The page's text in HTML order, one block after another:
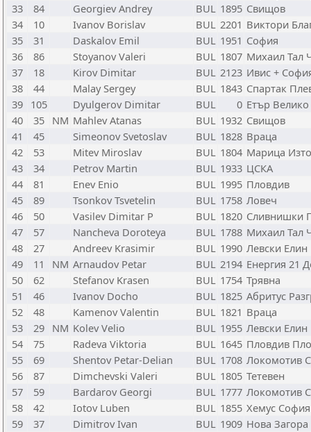
33
84 Georgiev Andrey BUL 1895 Свищов
34
10 Ivanov Borislav BUL 2201 Виктори
35
31 Daskalov Emil BUL 1951 София
36
86 Stoyanov Valeri BUL 1807 Михаил Тал
37
18 Kirov Dimitar BUL 2123 Ивис +
38
44 Malay Sergey BUL 1843 Спартак
39 105 Dyulgerov Dimitar BUL 0 Етър
40
35 NM Mahlev Atanas BUL 1932 Свищов
41
45 Simeonov Svetoslav BUL 1828 Враца
42
53 Mitev Miroslav BUL 1804 Марица
43
34 Petrov Martin BUL 1933 ЦСКА
44
81 Enev Enio BUL 1995 Пловдив
45
89 Tsonkov Tsvetelin BUL 1758 Ловеч
46
50 Vasilev Dimitar P BUL 1820 Сливнишки
47
57 Nancheva Doroteya BUL 1788 Михаил Тал
48
27 Andreev Krasimir BUL 1990 Левски
49
11 NM Arnaudov Petar BUL 2194 Енергия 21
50
62 Stefanov Krasen BUL 1754 Трявна
51
46 Ivanov Docho BUL 1825 Абритус
52
48 Kamenov Valentin BUL 1821 Враца
53
29 NM Kolev Velio BUL 1955 Левски
54
75 Radeva Viktoria BUL 1645 Пловдив
55
69 Shentov Petar-Delian BUL 1708 Локомотив
56
87 Dimchevski Valeri BUL 1805 Тетевен
57
59 Bardarov Georgi BUL 1777 Локомотив
58
42 Iotov Luben BUL 1855 Хемус София
59
37 Dimitrov Ivan BUL 1909 Нова Загора